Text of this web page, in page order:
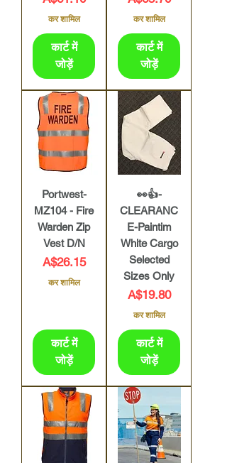
कर शामिल
कार्ट में
जोड़ें
कर शामिल
कार्ट में
जोड़ें
Portwest-
MZ104 - Fire
Warden Zip
Vest D/N
मूल्य
A$26.15
कर शामिल
कार्ट में
जोड़ें
👀👍-
CLEARANC
E-Paintim
White Cargo
Selected
Sizes Only
मूल्य
A$19.80
कर शामिल
कार्ट में
जोड़ें